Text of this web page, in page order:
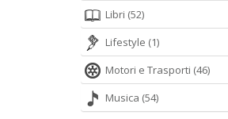
Libri (52)
Lifestyle (1)
Motori e Trasporti (46)
Musica (54)